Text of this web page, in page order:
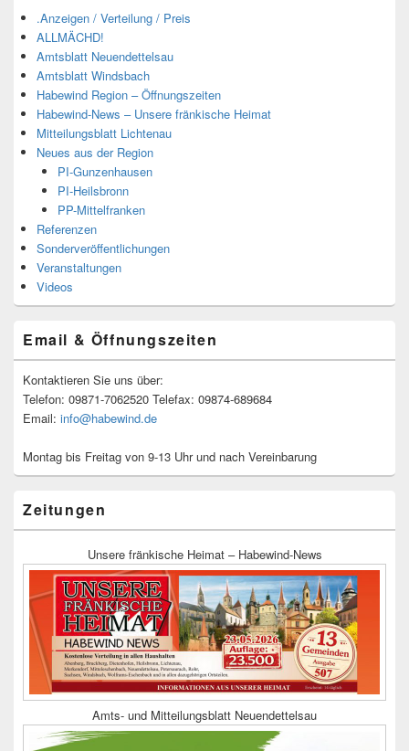
.Anzeigen / Verteilung / Preis
ALLMÄCHD!
Amtsblatt Neuendettelsau
Amtsblatt Windsbach
Habewind Region – Öffnungszeiten
Habewind-News – Unsere fränkische Heimat
Mitteilungsblatt Lichtenau
Neues aus der Region
PI-Gunzenhausen
PI-Heilsbronn
PP-Mittelfranken
Referenzen
Sonderveröffentlichungen
Veranstaltungen
Videos
Email & Öffnungszeiten
Kontaktieren Sie uns über:
Telefon: 09871-7062520 Telefax: 09874-689684
Email: info@habewind.de
Montag bis Freitag von 9-13 Uhr und nach Vereinbarung
Zeitungen
Unsere fränkische Heimat – Habewind-News
Amts- und Mitteilungsblatt Neuendettelsau